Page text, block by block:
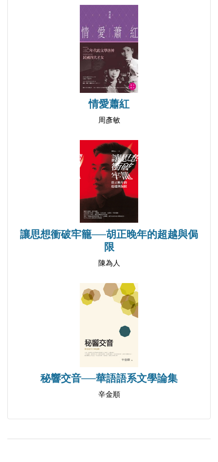
（一）胡魯「合轍」
（三）「我們不再受騙了」
（四）「萊茵河流進了泰晤士河」
（六）在「紅白兩個帝國」之間
（七）面對「狄克推多」
（一）從「鳥」字說起
（二）罵：作為一種文化表像
（三）胡適對罵的態度
（四）魯迅罵人的策略
（五）因罵而區別
（六）「是」，就可以罵嗎
（三）「罵出流言家的狐狸尾巴來」？
（五）「必求其人以實之」
（六）都是「月亮」惹的禍
情愛蕭紅
周彥敏
讓思想衝破牢籠──胡正晚年的超越與侷
限
陳為人
秘響交音──華語語系文學論集
辛金順